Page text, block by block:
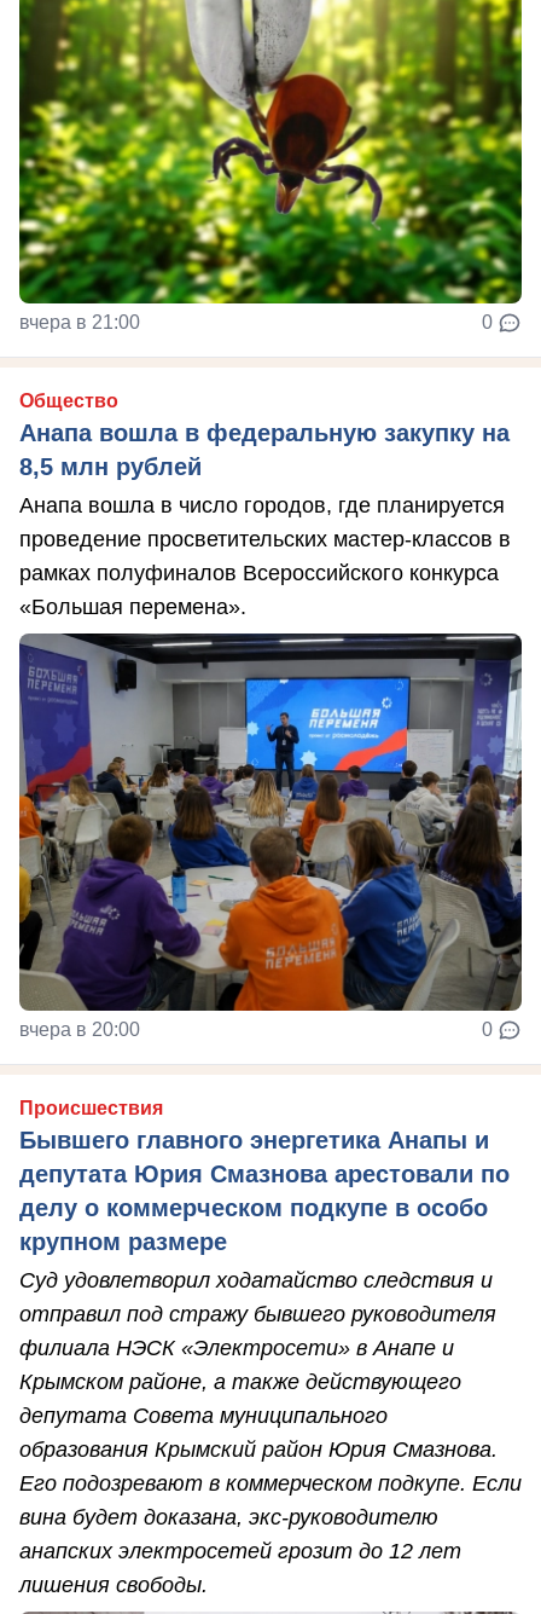
вчера в 21:00 0
Общество
Анапа вошла в федеральную закупку на
8,5 млн рублей
Анапа вошла в число городов, где планируется
проведение просветительских мастер-классов в
рамках полуфиналов Всероссийского конкурса
«Большая перемена».
вчера в 20:00 0
Происшествия
Бывшего главного энергетика Анапы и
депутата Юрия Смазнова арестовали по
делу о коммерческом подкупе в особо
крупном размере
Суд удовлетворил ходатайство следствия и
отправил под стражу бывшего руководителя
филиала НЭСК «Электросети» в Анапе и
Крымском районе, а также действующего
депутата Совета муниципального
образования Крымский район Юрия Смазнова.
Его подозревают в коммерческом подкупе. Если
вина будет доказана, экс-руководителю
анапских электросетей грозит до 12 лет
лишения свободы.